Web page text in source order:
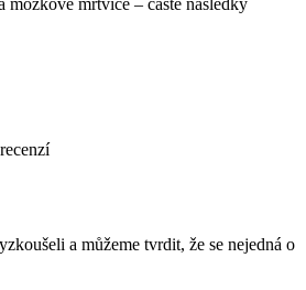
mrtvice – časté následky
a můžeme tvrdit, že se nejedná o